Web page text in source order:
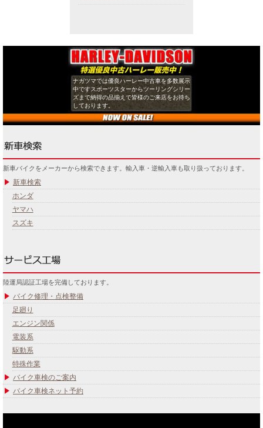
ナガツマでは優良ハーレー中古車を多数展示
中ですスポーツスターからツーリングシリー
ズまで納得の品揃えで皆様のご来店をお待ち
しております。
新車バイクをメーカーから検索できます。輸入車・逆輸入車も取り扱っております。
新車検索
ホンダ
ヤマハ
スズキ
陸運局認証工場を完備しております。
バイク修理・点検整備
足廻り
エンジン関係
電装系
駆動系
特殊作業
バイク車検のご案内
バイク車検ネット予約